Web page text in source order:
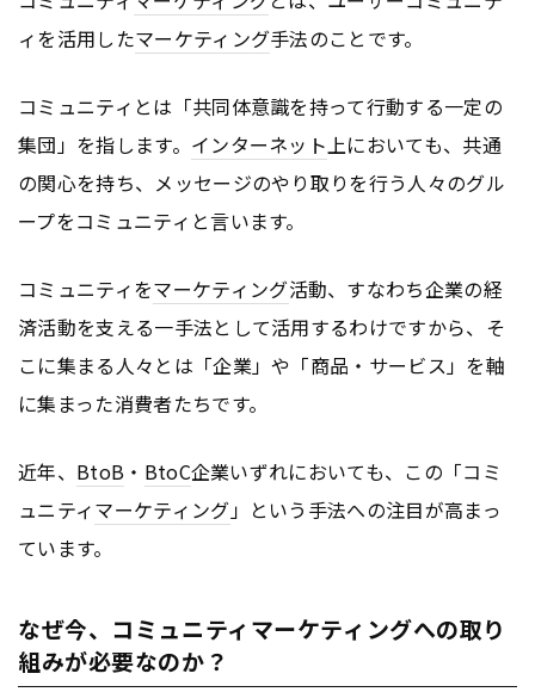
ィを活用したマーケティング手法のことです。
コミュニティとは「共同体意識を持って行動する一定の
集団」を指します。 インターネット上においても、共通
の関心を持ち、メッセージのやり取りを行う人々のグル
ープをコミュニティと言います。
コミュニティをマーケティング活動、すなわち企業の経
済活動を支える一手法として活用するわけですから、そ
こに集まる人々とは「企業」や「商品・サービス」を軸
に集まった消費者たちです。
近年、 BtoB ・ BtoC企業いずれにおいても、この「コミ
ュニティマーケティング」という手法への注目が高まっ
ています。
なぜ今、コミュニティマーケティングへの取り
組みが必要なのか？